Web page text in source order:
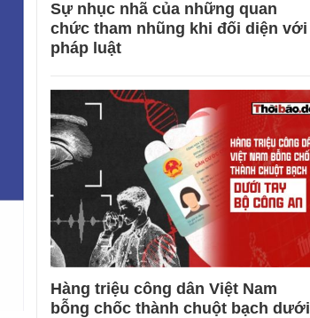
Sự nhục nhã của những quan
chức tham nhũng khi đối diện với
pháp luật
Hàng triệu công dân Việt Nam
bỗng chốc thành chuột bạch dưới